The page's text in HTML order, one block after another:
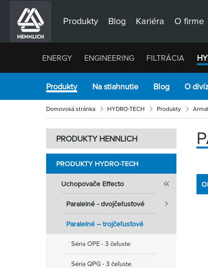
Produkty Blog Kariéra O firme
ENERGY ENGINEERING FILTRÁCIA
Produkty Na stiahnutie Blog O
Domovská stránka HYDRO-TECH Produkty
PRODUKTY HENNLICH
PRODUKTY HYDRO-TECH
Uchopovače Effecto
Paralelné - dvojčeľusťové
Paralelné – trojčeľusťové
Séria OPE - 3 čeľuste
Séria QPG - 3 čeľuste